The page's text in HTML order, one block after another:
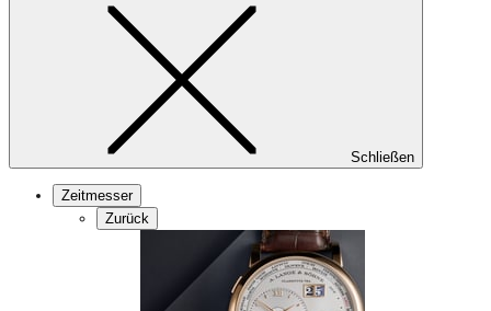
Schließen
Zeitmesser
Zurück